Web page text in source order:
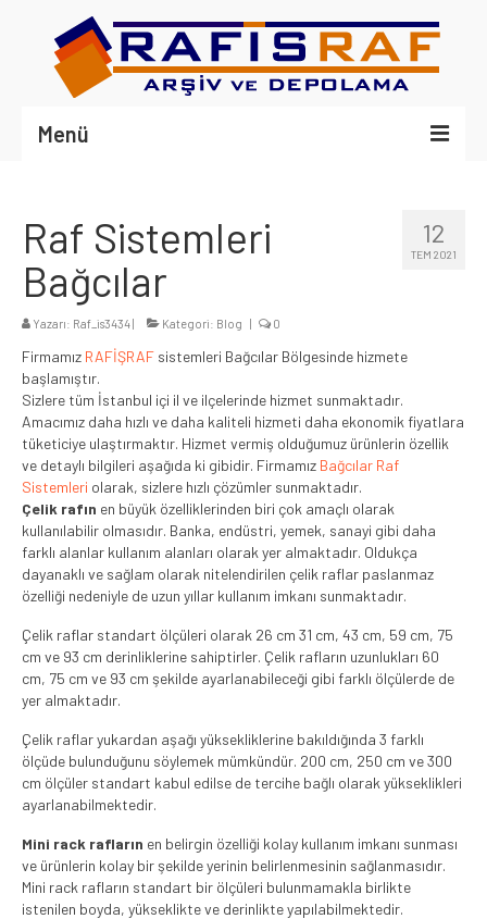
Menü
HAKKIMIZDA
RAF MODELLERİ
ÇELİK RAF
MİNİ RACK RAF
RACK SİSTEM
PERSONEL DOLABI
BLOG
İLETİŞİM
12
TEM 2021
Raf Sistemleri
Bağcılar
Yazarı: Raf_is3434| Kategori: Blog | 0
Firmamız RAFİŞRAF sistemleri Bağcılar Bölgesinde hizmete
başlamıştır.
Sizlere tüm İstanbul içi il ve ilçelerinde hizmet sunmaktadır.
Amacımız daha hızlı ve daha kaliteli hizmeti daha ekonomik fiyatlara
tüketiciye ulaştırmaktır. Hizmet vermiş olduğumuz ürünlerin özellik
ve detaylı bilgileri aşağıda ki gibidir. Firmamız Bağcılar Raf
Sistemleri olarak, sizlere hızlı çözümler sunmaktadır.
Çelik rafın en büyük özelliklerinden biri çok amaçlı olarak
kullanılabilir olmasıdır. Banka, endüstri, yemek, sanayi gibi daha
farklı alanlar kullanım alanları olarak yer almaktadır. Oldukça
dayanaklı ve sağlam olarak nitelendirilen çelik raflar paslanmaz
özelliği nedeniyle de uzun yıllar kullanım imkanı sunmaktadır.
Çelik raflar standart ölçüleri olarak 26 cm 31 cm, 43 cm, 59 cm, 75
cm ve 93 cm derinliklerine sahiptirler. Çelik rafların uzunlukları 60
cm, 75 cm ve 93 cm şekilde ayarlanabileceği gibi farklı ölçülerde de
yer almaktadır.
Çelik raflar yukardan aşağı yüksekliklerine bakıldığında 3 farklı
ölçüde bulunduğunu söylemek mümkündür. 200 cm, 250 cm ve 300
cm ölçüler standart kabul edilse de tercihe bağlı olarak yükseklikleri
ayarlanabilmektedir.
Mini rack rafların en belirgin özelliği kolay kullanım imkanı sunması
ve ürünlerin kolay bir şekilde yerinin belirlenmesinin sağlanmasıdır.
Mini rack rafların standart bir ölçüleri bulunmamakla birlikte
istenilen boyda, yükseklikte ve derinlikte yapılabilmektedir.